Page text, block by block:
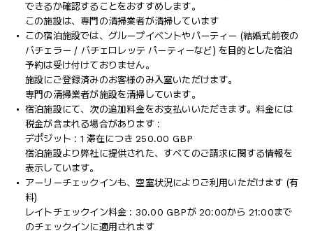
できるか確認することをおすすめします。
この施設は、専門の清掃業者が清掃しています
この宿泊施設では、グループイベントやパーティー (結婚式前夜の
バチェラー / バチェロレッテ パーティーなど) を目的とした宿泊
予約は受け付けておりません。
施設にご登録済みのお客様のみ入室いただけます。
専門の清掃業者が施設を清掃しています。
宿泊施設にて、次の追加料金をお支払いいただきます。料金には
税金が含まれる場合があります :
デポジット : 1 滞在につき 250.00 GBP
宿泊施設より弊社に提供された、すべてのご請求に関する情報を
表示しています。
アーリーチェックインも、空室状況によりご利用いただけます (有
料)
レイトチェックイン料金 : 30.00 GBPが 20:00から 21:00まで
のチェックインに適用されます